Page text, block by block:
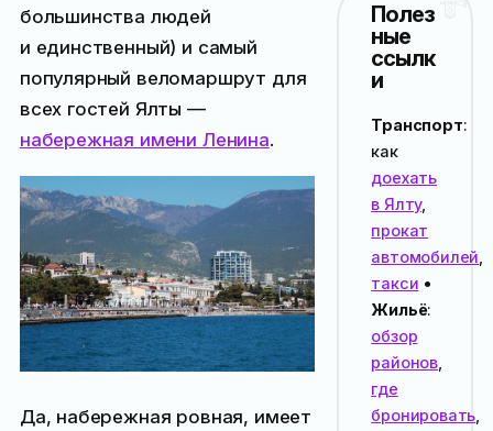
большинства людей
и единственный) и самый
популярный веломаршрут для
всех гостей Ялты —
набережная имени Ленина.
Да, набережная ровная, имеет
Полез
ные
ссылк
и
Транспорт:
как
доехать
в Ялту,
прокат
автомобилей
такси •
Жильё:
обзор
районов
где
бронировать